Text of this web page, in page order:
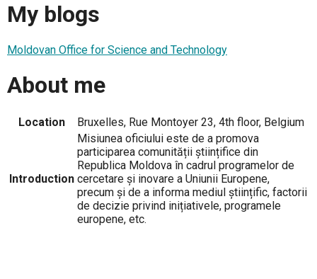
My blogs
Moldovan Office for Science and Technology
About me
Location Bruxelles, Rue Montoyer 23, 4th floor, Belgium
Introduction
Misiunea oficiului este de a promova
participarea comunității științifice din
Republica Moldova în cadrul programelor de
cercetare și inovare a Uniunii Europene,
precum și de a informa mediul științific, factorii
de decizie privind inițiativele, programele
europene, etc.